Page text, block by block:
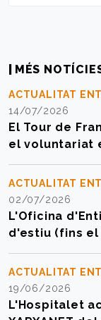
MÉS
ACTUALITAT
14/07/2026
El Tour de
el voluntariat
ACTUALITAT
02/07/2026
L'Oficina
d'estiu (fins el
ACTUALITAT
19/06/2026
L'Hospitalet